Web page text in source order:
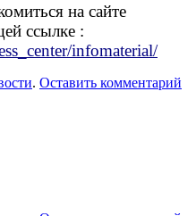
на сайте
ссылке :
infomaterial/
. Оставить комментарий